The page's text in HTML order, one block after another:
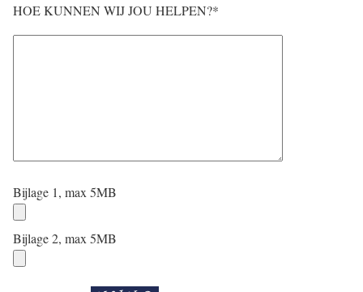
HOE KUNNEN WIJ JOU HELPEN?*
Bijlage 1, max 5MB
Bijlage 2, max 5MB